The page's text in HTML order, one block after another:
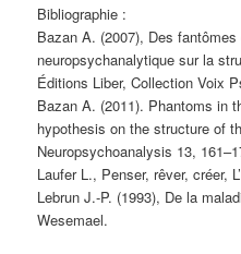
Bibliographie :
Bazan A. (2007), Des
neuropsychanalytique sur la
Éditions Liber, Collection Voix
Bazan A. (2011). Phantoms in
hypothesis on the structure of
Neuropsychoanalysis 13,
Laufer L., Penser, rêver, créer,
Lebrun J.-P. (1993), De la
Wesemael.